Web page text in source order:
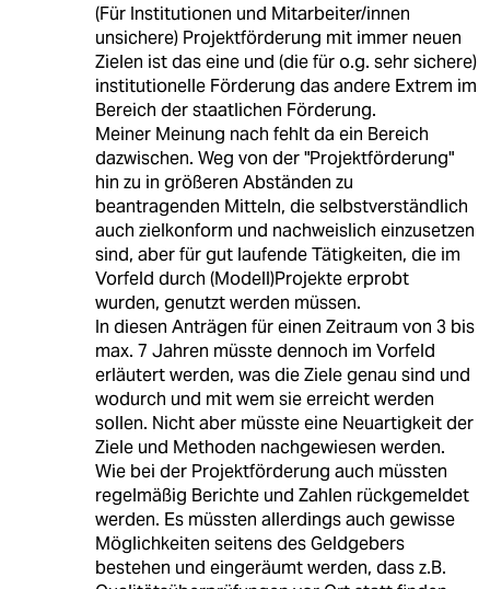
(Für Institutionen und Mitarbeiter/innen
unsichere) Projektförderung mit immer neuen
Zielen ist das eine und (die für o.g. sehr sichere)
institutionelle Förderung das andere Extrem im
Bereich der staatlichen Förderung.
Meiner Meinung nach fehlt da ein Bereich
dazwischen. Weg von der "Projektförderung"
hin zu in größeren Abständen zu
beantragenden Mitteln, die selbstverständlich
auch zielkonform und nachweislich einzusetzen
sind, aber für gut laufende Tätigkeiten, die im
Vorfeld durch (Modell)Projekte erprobt
wurden, genutzt werden müssen.
In diesen Anträgen für einen Zeitraum von 3 bis
max. 7 Jahren müsste dennoch im Vorfeld
erläutert werden, was die Ziele genau sind und
wodurch und mit wem sie erreicht werden
sollen. Nicht aber müsste eine Neuartigkeit der
Ziele und Methoden nachgewiesen werden.
Wie bei der Projektförderung auch müssten
regelmäßig Berichte und Zahlen rückgemeldet
werden. Es müssten allerdings auch gewisse
Möglichkeiten seitens des Geldgebers
bestehen und eingeräumt werden, dass z.B.